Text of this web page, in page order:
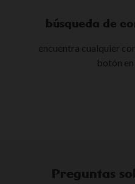
búsqueda de
encuentra cualquier
botón
Preguntas